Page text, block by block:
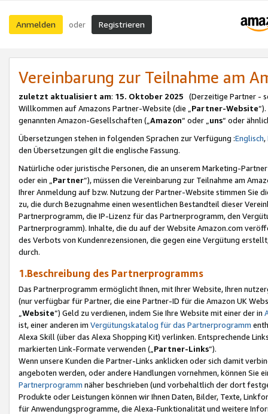
Anmelden oder Registrieren
Vereinbarung zur Teilnahme am
zuletzt aktualisiert am: 15. Oktober 2025 (Derzeitige Partner -
Willkommen auf Amazons Partner-Website (die „Partner-Website
genannten Amazon-Gesellschaften („Amazon“ oder „uns“ oder
Übersetzungen stehen in folgenden Sprachen zur Verfügung :Englisch,
den Übersetzungen gilt die englische Fassung.
Natürliche oder juristische Personen, die an unserem Marketing-
oder ein „Partner“), müssen die Vereinbarung zur Teilnahme am
Ihrer Anmeldung auf bzw. Nutzung der Partner-Website stimmen Sie
zu, die durch Bezugnahme einen wesentlichen Bestandteil dieser
Partnerprogramm, die IP-Lizenz für das Partnerprogramm, den
Partnerprogramm). Inhalte, die du auf der Website Amazon.com
des Verbots von Kundenrezensionen, die gegen eine Vergütung
durch.
1.Beschreibung des Partnerprogramms
Das Partnerprogramm ermöglicht Ihnen, mit Ihrer Website, Ihren
(nur verfügbar für Partner, die eine Partner-ID für die Amazon UK
Website“) Geld zu verdienen, indem Sie Ihre Website mit einer der in
ist, einer anderen im Vergütungskatalog für das Partnerprogramm
Alexa Skill (über das Alexa Shopping Kit) verlinken. Entsprechende
markierten Link-Formate verwenden („ Partner-Links“).
Wenn unsere Kunden die Partner-Links anklicken oder sich damit
angeboten werden, oder andere Handlungen vornehmen, können Sie
Partnerprogramm näher beschrieben (und vorbehaltlich der dort
Produkte oder Leistungen können wir Ihnen Daten, Bilder, Texte,
für Anwendungsprogramme, die Alexa-Funktionalität und weitere